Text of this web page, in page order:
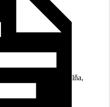
Kuchyňa, Spálňa,